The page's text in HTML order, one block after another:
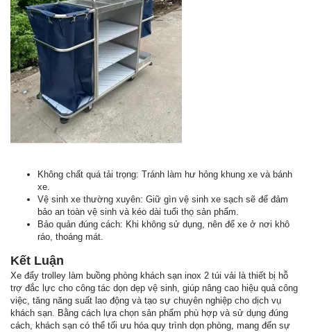
Không chất quá tải trọng: Tránh làm hư hỏng khung xe và bánh
xe.
Vệ sinh xe thường xuyên: Giữ gìn vệ sinh xe sạch sẽ để đảm
bảo an toàn vệ sinh và kéo dài tuổi thọ sản phẩm.
Bảo quản đúng cách: Khi không sử dụng, nên để xe ở nơi khô
ráo, thoáng mát.
Kết Luận
Xe đẩy trolley làm buồng phòng khách sạn inox 2 túi vải là thiết bị hỗ
trợ đắc lực cho công tác dọn dẹp vệ sinh, giúp nâng cao hiệu quả công
việc, tăng năng suất lao động và tạo sự chuyên nghiệp cho dịch vụ
khách sạn. Bằng cách lựa chọn sản phẩm phù hợp và sử dụng đúng
cách, khách sạn có thể tối ưu hóa quy trình dọn phòng, mang đến sự